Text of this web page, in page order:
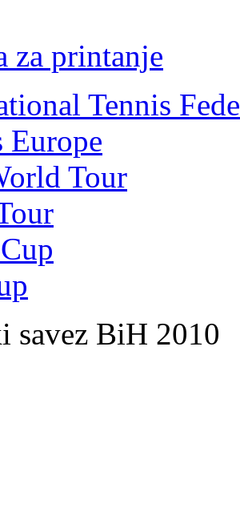
za printanje
Tennis
Europe
Tour
savez BiH 2010